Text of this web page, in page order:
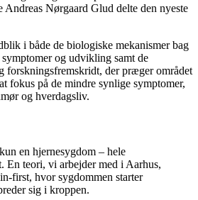
Nørgaard Glud delte den nyeste
i både de biologiske mekanismer bag
og udvikling samt de
forskningsfremskridt, der præger området
fokus på de mindre synlige symptomer,
og hverdagsliv.
en hjernesygdom – hele
En teori, vi arbejder med i Aarhus,
first, hvor sygdommen starter
sig i kroppen.